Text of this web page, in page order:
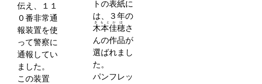
伝え、１１
０番非常通
報装置を使
って警察に
通報してい
ました。
この装置
トの表紙に
は、３年の
木本佳
きもとか
穂
ほ
さ
んの作品が
選ばれまし
た。
パンフレッ